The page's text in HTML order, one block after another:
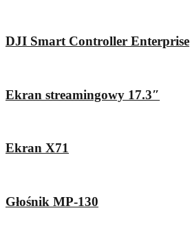
DJI Smart Controller Enterprise
Ekran streamingowy 17.3″
Ekran X71
Głośnik MP-130